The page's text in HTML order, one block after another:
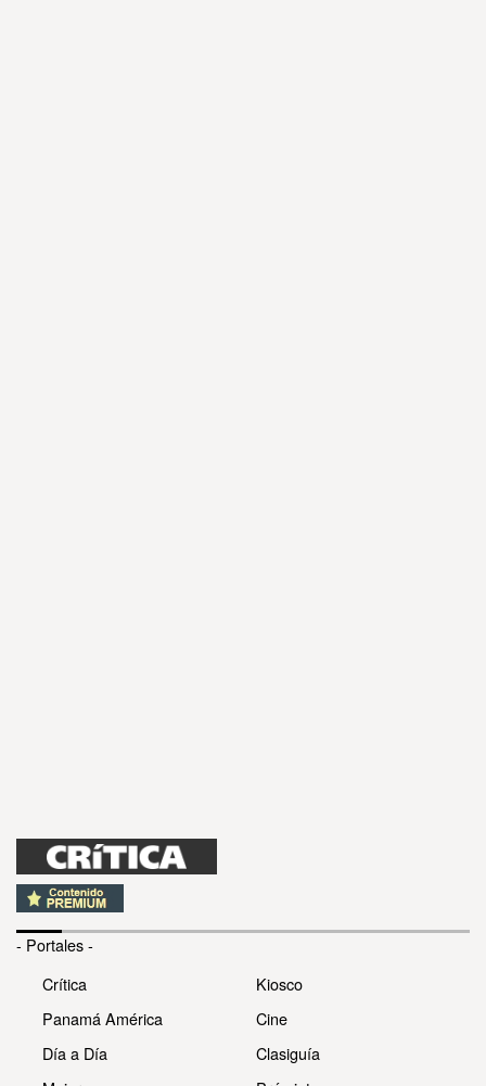
- Portales -
Crítica
Panamá América
Día a Día
Kiosco
Cine
Clasiguía